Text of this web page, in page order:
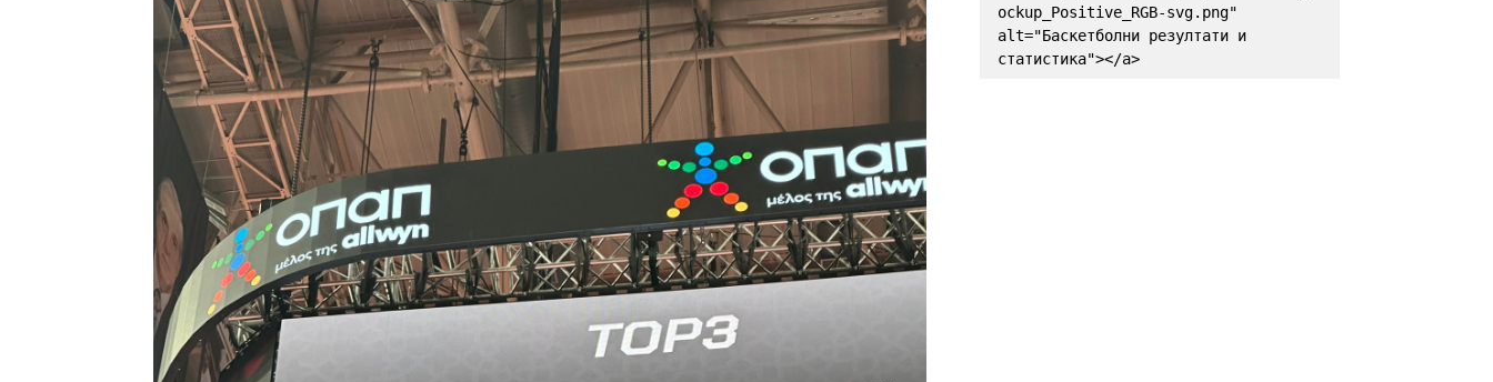
ockup_Positive_RGB-svg.png"
alt="Баскетболни резултати и
статистика"></a>